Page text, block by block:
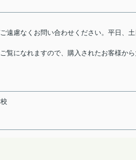
遠慮なくお問い合わせください。平日、土
覧になれますので、購入されたお客様か